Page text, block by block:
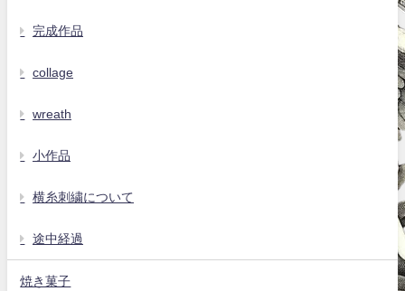
完成作品
collage
wreath
小作品
横糸刺繍について
途中経過
焼き菓子